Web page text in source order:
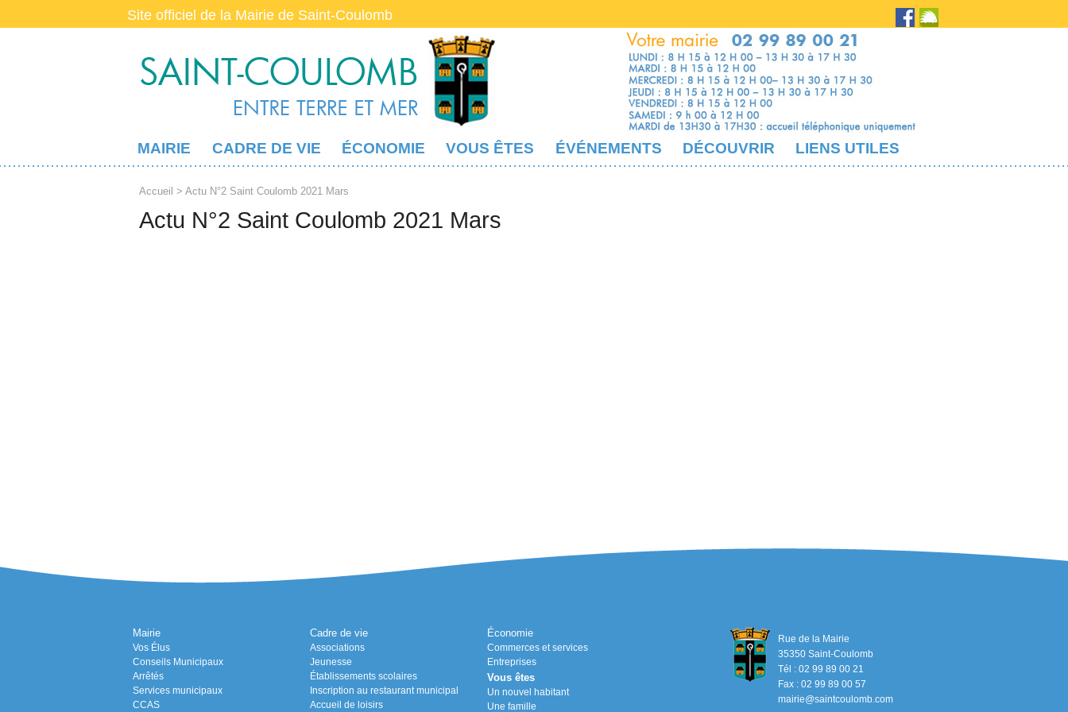
Site officiel de la Mairie de Saint-Coulomb
MAIRIE CADRE DE VIE ÉCONOMIE VOUS ÊTES ÉVÉNEMENTS DÉCOUVRIR LIENS UTILES
Accueil > Actu N°2 Saint Coulomb 2021 Mars
Actu N°2 Saint Coulomb 2021 Mars
Mairie
Vos Élus
Conseils Municipaux
Arrêtés
Services municipaux
CCAS
Cadre de vie
Associations
Jeunesse
Établissements scolaires
Inscription au restaurant municipal
Accueil de loisirs
Économie
Commerces et services
Entreprises
Vous êtes
Un nouvel habitant
Une famille
Rue de la Mairie
35350 Saint-Coulomb
Tél : 02 99 89 00 21
Fax : 02 99 89 00 57
mairie@saintcoulomb.com